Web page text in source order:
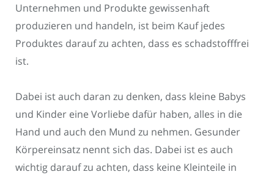
Unternehmen und Produkte gewissenhaft
produzieren und handeln, ist beim Kauf jedes
Produktes darauf zu achten, dass es schadstofffrei
ist.
Dabei ist auch daran zu denken, dass kleine Babys
und Kinder eine Vorliebe dafür haben, alles in die
Hand und auch den Mund zu nehmen. Gesunder
Körpereinsatz nennt sich das. Dabei ist es auch
wichtig darauf zu achten, dass keine Kleinteile in